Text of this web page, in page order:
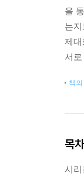
을
는
제
서
책
목차
시리